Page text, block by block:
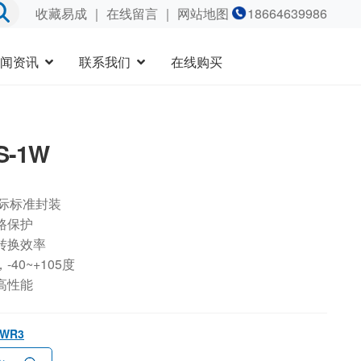
收藏易成｜ 在线留言｜ 网站地图 18664639986
资讯 联系我们 在线购买
1W
标准封装
保护
换效率
-40~+105度
性能